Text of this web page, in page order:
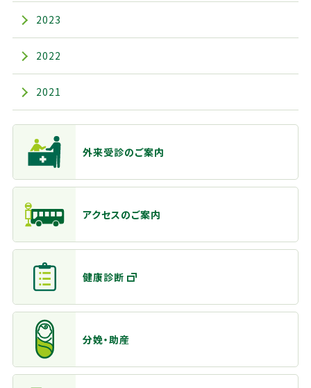
2023
2022
2021
主なメニュー
外来受診のご案内
アクセスのご案内
健康診断
分娩・助産